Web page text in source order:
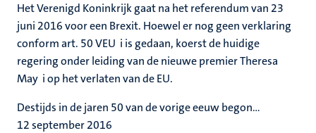
Het Verenigd Koninkrijk gaat na het referendum van 23
juni 2016 voor een Brexit. Hoewel er nog geen verklaring
conform art. 50 VEU i is gedaan, koerst de huidige
regering onder leiding van de nieuwe premier Theresa
May i op het verlaten van de EU.
Destijds in de jaren 50 van de vorige eeuw begon...
12 september 2016